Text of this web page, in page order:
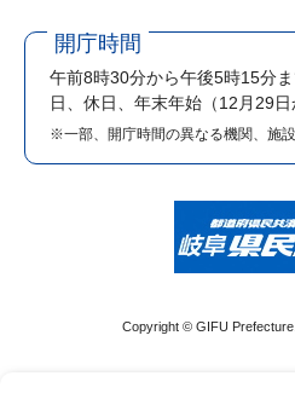
開庁時間
午前8時30分から午後5時15分
日、休日、年末年始（12月29日
※一部、開庁時間の異なる機関、施設
Copyright © GIFU